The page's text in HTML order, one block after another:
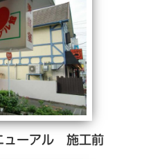
ューアル 施工前